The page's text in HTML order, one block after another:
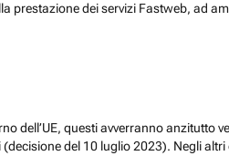
prestazione dei servizi Fastweb, ad
dell’UE, questi avverranno anzitutto
del 10 luglio 2023). Negli